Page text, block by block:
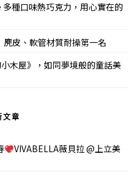
種口味熱巧克力，用心實在的
麂皮、軟管材質耐操第一名
木屋》，如同夢境般的童話美
文章
VIVABELLA薇貝拉 @上立美